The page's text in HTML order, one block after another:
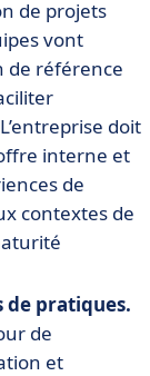
de projets
vont
de référence
doit
interne et
de
contextes de
de pratiques.
de
et